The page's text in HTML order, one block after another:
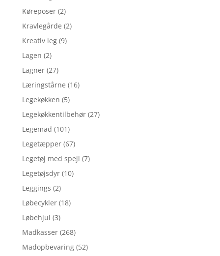
Køreposer (2)
Kravlegårde (2)
Kreativ leg (9)
Lagen (2)
Lagner (27)
Læringstårne (16)
Legekøkken (5)
Legekøkkentilbehør (27)
Legemad (101)
Legetæpper (67)
Legetøj med spejl (7)
Legetøjsdyr (10)
Leggings (2)
Løbecykler (18)
Løbehjul (3)
Madkasser (268)
Madopbevaring (52)